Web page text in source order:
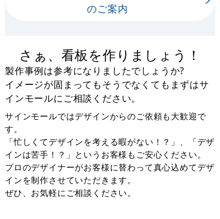
のご案内
さぁ、看板を作りましょう！
製作事例は参考になりましたでしょうか?
イメージが固まってもそうでなくてもまずはサ
インモールにご相談ください。
サインモールではデザインからのご依頼も大歓迎で
す。
「忙しくてデザインを考える暇がない！？」、「デザ
インは苦手！？」というお客様もご安心ください。
プロのデザイナーがお客様に替わって真心込めてデザ
インを制作させていただきます。
ぜひ、お気軽にご相談ください。